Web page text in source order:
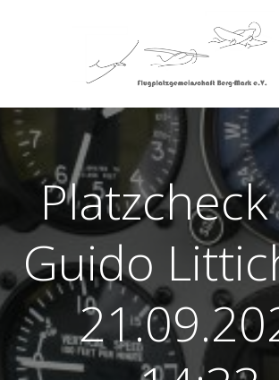
Inhalt
springen
Guido